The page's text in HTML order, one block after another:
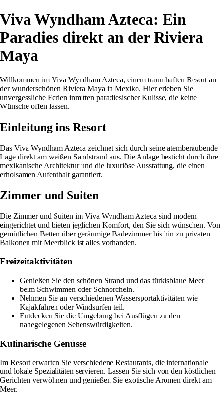
Viva Wyndham Azteca: Ein
Paradies direkt an der Riviera
Maya
Willkommen im Viva Wyndham Azteca, einem traumhaften Resort an
der wunderschönen Riviera Maya in Mexiko. Hier erleben Sie
unvergessliche Ferien inmitten paradiesischer Kulisse, die keine
Wünsche offen lassen.
Einleitung ins Resort
Das Viva Wyndham Azteca zeichnet sich durch seine atemberaubende
Lage direkt am weißen Sandstrand aus. Die Anlage besticht durch ihre
mexikanische Architektur und die luxuriöse Ausstattung, die einen
erholsamen Aufenthalt garantiert.
Zimmer und Suiten
Die Zimmer und Suiten im Viva Wyndham Azteca sind modern
eingerichtet und bieten jeglichen Komfort, den Sie sich wünschen. Von
gemütlichen Betten über geräumige Badezimmer bis hin zu privaten
Balkonen mit Meerblick ist alles vorhanden.
Freizeitaktivitäten
Genießen Sie den schönen Strand und das türkisblaue Meer
beim Schwimmen oder Schnorcheln.
Nehmen Sie an verschiedenen Wassersportaktivitäten wie
Kajakfahren oder Windsurfen teil.
Entdecken Sie die Umgebung bei Ausflügen zu den
nahegelegenen Sehenswürdigkeiten.
Kulinarische Genüsse
Im Resort erwarten Sie verschiedene Restaurants, die internationale
und lokale Spezialitäten servieren. Lassen Sie sich von den köstlichen
Gerichten verwöhnen und genießen Sie exotische Aromen direkt am
Meer.